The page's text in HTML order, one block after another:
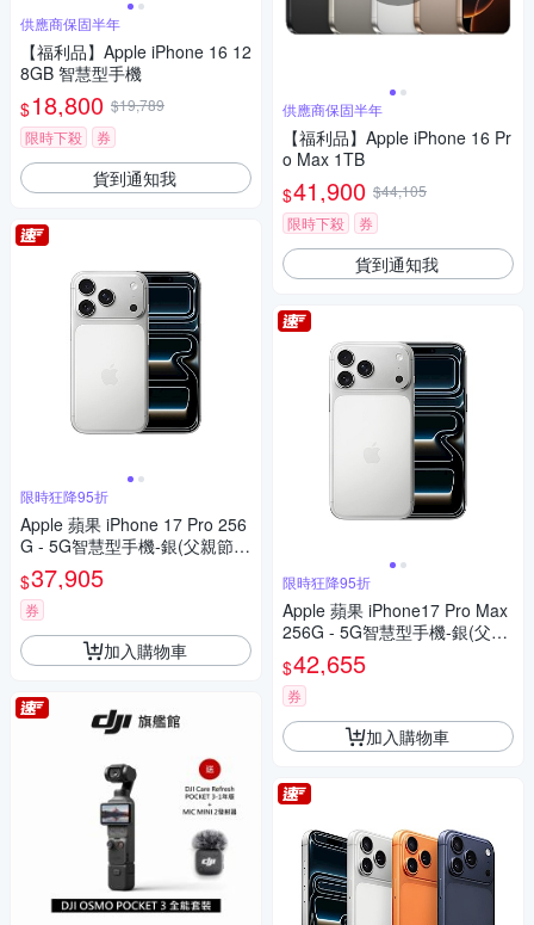
供應商保固半年
【福利品】Apple iPhone 16 12
8GB 智慧型手機
$18,800 $19,789
限時下殺
券
貨到通知我
限時狂降95折
Apple 蘋果 iPhone 17 Pro 256
G - 5G智慧型手機-銀(父親節限
定)
$37,905
券
加入購物車
供應商保固半年
【福利品】Apple iPhone 16 Pr
o Max 1TB
$41,900 $44,105
限時下殺
券
貨到通知我
限時狂降95折
Apple 蘋果 iPhone17 Pro Max
256G - 5G智慧型手機-銀(父親
節限定）
$42,655
券
加入購物車